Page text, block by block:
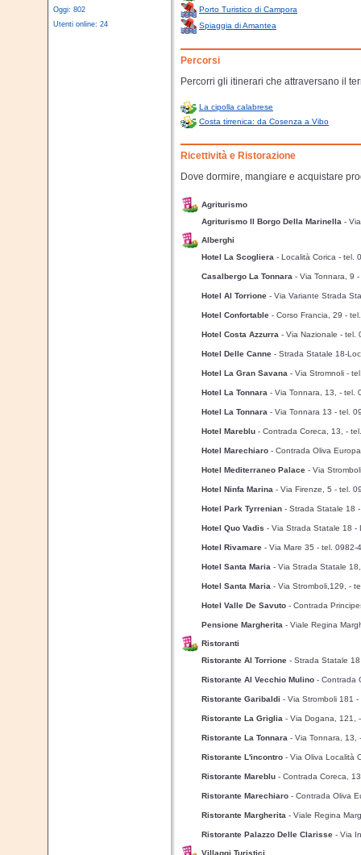
Oggi: 802
Utenti online: 24
Porto Turistico di Campora
Spiaggia di Amantea
Percorsi
Percorri gli itinerari che attraversano il
La cipolla calabrese
Costa tirrenica: da Cosenza a Vibo
Ricettività e Ristorazione
Dove dormire, mangiare e acquistare
Agriturismo
Agriturismo Il Borgo Della Marinella -
Alberghi
Hotel La Scogliera - Località Corica - tel.
Casalbergo La Tonnara - Via Tonnara, 9 -
Hotel Al Torrione - Via Variante Strada
Hotel Confortable - Corso Francia, 29 -
Hotel Costa Azzurra - Via Nazionale - tel.
Hotel Delle Canne - Strada Statale 18-
Hotel La Gran Savana - Via Stromnoli -
Hotel La Tonnara - Via Tonnara, 13, - tel.
Hotel La Tonnara - Via Tonnara 13 - tel.
Hotel Mareblu - Contrada Coreca, 13, -
Hotel Marechiaro - Contrada Oliva
Hotel Mediterraneo Palace - Via
Hotel Ninfa Marina - Via Firenze, 5 - tel.
Hotel Park Tyrrenian - Strada Statale 18
Hotel Quo Vadis - Via Strada Statale 18 -
Hotel Rivamare - Via Mare 35 - tel. 0982-
Hotel Santa Maria - Via Strada Statale
Hotel Santa Maria - Via Stromboli,129, -
Hotel Valle De Savuto - Contrada
Pensione Margherita - Viale Regina
Ristoranti
Ristorante Al Torrione - Strada Statale
Ristorante Al Vecchio Mulino - Contrada
Ristorante Garibaldi - Via Stromboli 181 -
Ristorante La Griglia - Via Dogana, 121,
Ristorante La Tonnara - Via Tonnara, 13,
Ristorante L'incontro - Via Oliva Località
Ristorante Mareblu - Contrada Coreca,
Ristorante Marechiaro - Contrada Oliva
Ristorante Margherita - Viale Regina
Ristorante Palazzo Delle Clarisse - Via
Villaggi Turistici